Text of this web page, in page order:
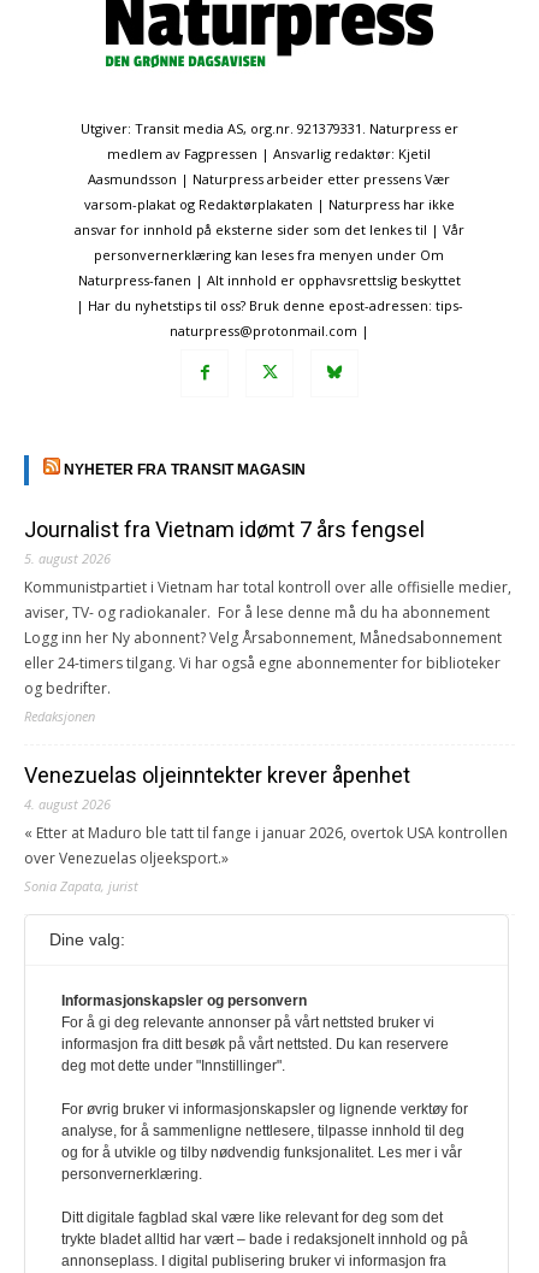
Utgiver: Transit media AS, org.nr. 921379331. Naturpress er
medlem av Fagpressen | Ansvarlig redaktør: Kjetil
Aasmundsson | Naturpress arbeider etter pressens Vær
varsom-plakat og Redaktørplakaten | Naturpress har ikke
ansvar for innhold på eksterne sider som det lenkes til | Vår
personvernerklæring kan leses fra menyen under Om
Naturpress-fanen | Alt innhold er opphavsrettslig beskyttet
| Har du nyhetstips til oss? Bruk denne epost-adressen: tips-
naturpress@protonmail.com |
NYHETER FRA TRANSIT MAGASIN
Journalist fra Vietnam idømt 7 års fengsel
5. august 2026
Kommunistpartiet i Vietnam har total kontroll over alle offisielle medier,
aviser, TV- og radiokanaler. For å lese denne må du ha abonnement
Logg inn her Ny abonnent? Velg Årsabonnement, Månedsabonnement
eller 24-timers tilgang. Vi har også egne abonnementer for biblioteker
og bedrifter.
Redaksjonen
Venezuelas oljeinntekter krever åpenhet
4. august 2026
« Etter at Maduro ble tatt til fange i januar 2026, overtok USA kontrollen
over Venezuelas oljeeksport.»
Sonia Zapata, jurist
117,8 millioner er på flukt, en nedgang fra forrige
1. august 2026
Ville ha tilsvart verdens trettende største land i folketall. For å lese
denne må du ha abonnement Logg inn her Ny abonnent? Velg
også egne abonnementer for biblioteker og bedrifter.
Redaksjonen
Dine valg:
Informasjonskapsler og personvern
For å gi deg relevante annonser på vårt nettsted bruker vi
informasjon fra ditt besøk på vårt nettsted. Du kan reservere
deg mot dette under "Innstillinger".
For øvrig bruker vi informasjonskapsler og lignende verktøy for
analyse, for å sammenligne nettlesere, tilpasse innhold til deg
og for å utvikle og tilby nødvendig funksjonalitet. Les mer i vår
personvernerklæring.
Ditt digitale fagblad skal være like relevant for deg som det
trykte bladet alltid har vært – bade i redaksjonelt innhold og på
annonseplass. I digital publisering bruker vi informasjon fra